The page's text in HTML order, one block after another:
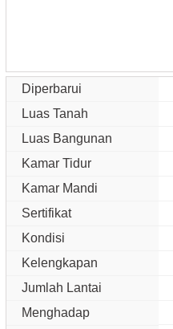
Diperbarui
Luas Tanah
Luas Bangunan
Kamar Tidur
Kamar Mandi
Sertifikat
Kondisi
Kelengkapan
Jumlah Lantai
Menghadap